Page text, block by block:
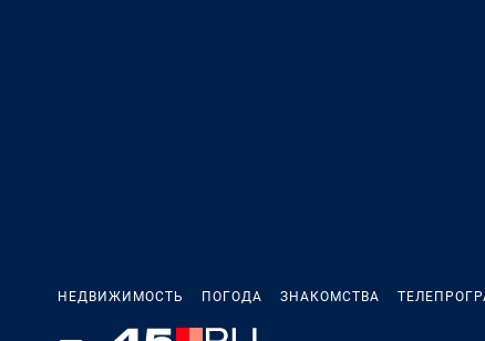
НЕДВИЖИМОСТЬ ПОГОДА ЗНАКОМСТВА